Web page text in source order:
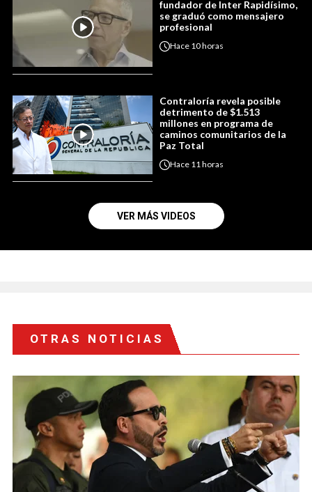
fundador de Inter Rapidísimo,
se graduó como mensajero
profesional
Hace 10 horas
Contraloría revela posible
detrimento de $1.513
millones en programa de
caminos comunitarios de la
Paz Total
Hace 11 horas
VER MÁS VIDEOS
OTRAS NOTICIAS